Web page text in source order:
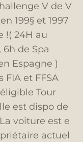
V de V
199§ et 1997
!( 24H au
6h de Spa
Espagne )
FIA et FFSA
Tour
est dispo de
voiture est e
actuel